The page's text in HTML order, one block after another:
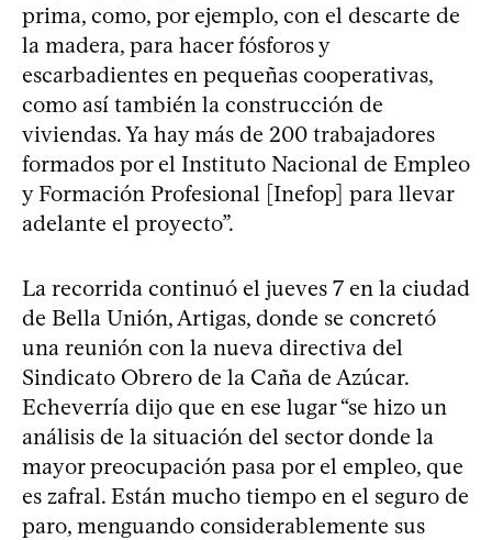
prima, como, por ejemplo, con el descarte de
la madera, para hacer fósforos y
escarbadientes en pequeñas cooperativas,
como así también la construcción de
viviendas. Ya hay más de 200 trabajadores
formados por el Instituto Nacional de Empleo
y Formación Profesional [Inefop] para llevar
adelante el proyecto”.
La recorrida continuó el jueves 7 en la ciudad
de Bella Unión, Artigas, donde se concretó
una reunión con la nueva directiva del
Sindicato Obrero de la Caña de Azúcar.
Echeverría dijo que en ese lugar “se hizo un
análisis de la situación del sector donde la
mayor preocupación pasa por el empleo, que
es zafral. Están mucho tiempo en el seguro de
paro, menguando considerablemente sus